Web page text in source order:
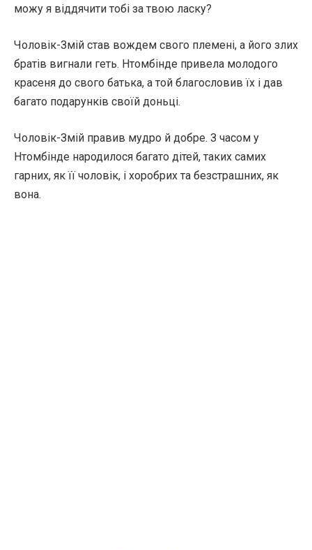
можу я віддячити тобі за твою ласку?
Чоловік-Змій став вождем свого племені, а його злих
братів вигнали геть. Нтомбінде привела молодого
красеня до свого батька, а той благословив їх і дав
багато подарунків своїй доньці.
Чоловік-Змій правив мудро й добре. З часом у
Нтомбінде народилося багато дітей, таких самих
гарних, як її чоловік, і хоробрих та безстрашних, як
вона.